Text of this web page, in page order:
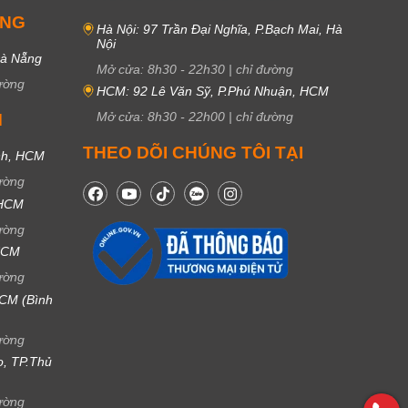
Nẵng
HCM
(Bình
TP.Thủ
Hà Nội: 97 Trần Đại Nghĩa, P.Bạch Mai, Hà
Nội
Mở cửa: 8h30 - 22h30 | chỉ đường
HCM: 92 Lê Văn Sỹ, P.Phú Nhuận, HCM
Mở cửa: 8h30 - 22h00 | chỉ đường
THEO DÕI CHÚNG TÔI TẠI